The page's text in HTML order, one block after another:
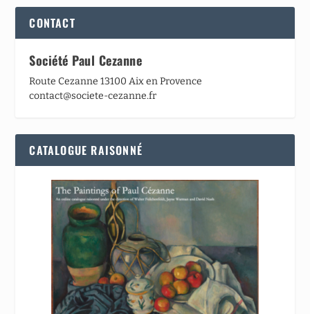
CONTACT
Société Paul Cezanne
Route Cezanne 13100 Aix en Provence
contact@societe-cezanne.fr
CATALOGUE RAISONNÉ